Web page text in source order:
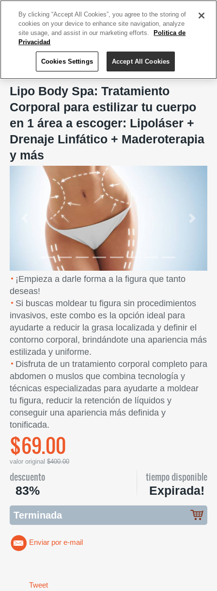
Lipo Body Spa, San Juan
Lipo Body Spa: Tratamiento
Corporal para estilizar tu cuerpo
en 1 área a escoger: Lipoláser +
Drenaje Linfático + Maderoterapia
y más
Previous Next
¡Empieza a darle forma a la figura que tanto
deseas!
Si buscas moldear tu figura sin procedimientos
invasivos, este combo es la opción ideal para
ayudarte a reducir la grasa localizada y definir el
contorno corporal, brindándote una apariencia más
estilizada y uniforme.
Disfruta de un tratamiento corporal completo para
abdomen o muslos que combina tecnología y
técnicas especializadas para ayudarte a moldear
tu figura, reducir la retención de líquidos y
conseguir una apariencia más definida y
tonificada.
$69.00
valor original $400.00
descuento
83%
tiempo disponible
Expirada!
Terminada
Enviar por e-mail
Tweet
By clicking “Accept All Cookies”, you agree to the storing of
cookies on your device to enhance site navigation, analyze
site usage, and assist in our marketing efforts.
Politica de
Privacidad
Cookies Settings Accept All Cookies